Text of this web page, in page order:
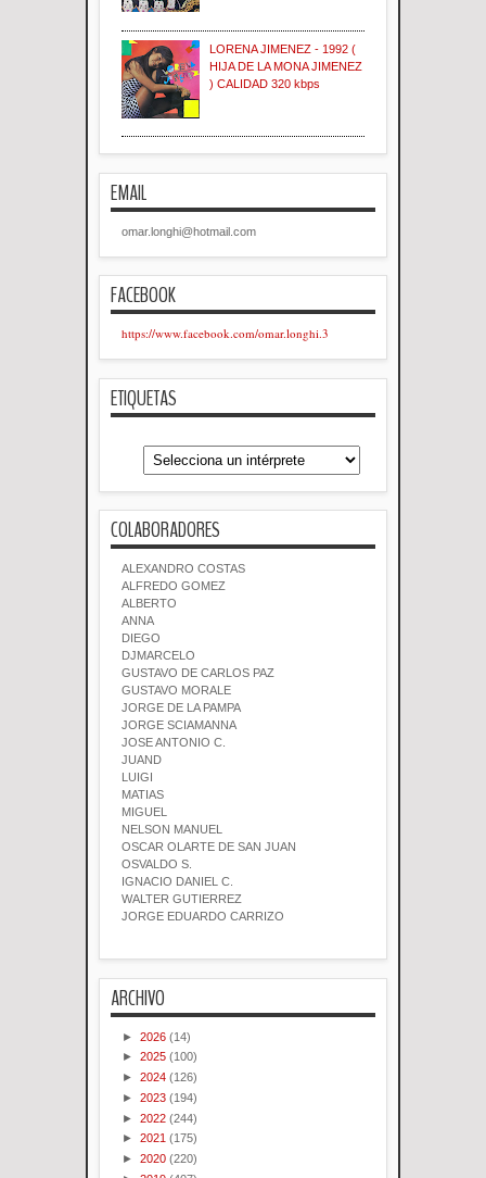
LORENA JIMENEZ - 1992 (
HIJA DE LA MONA JIMENEZ
) CALIDAD 320 kbps
EMAIL
omar.longhi@hotmail.com
FACEBOOK
https://www.facebook.com/omar.longhi.3
ETIQUETAS
COLABORADORES
ALEXANDRO COSTAS
ALFREDO GOMEZ
ALBERTO
ANNA
DIEGO
DJMARCELO
GUSTAVO DE CARLOS PAZ
GUSTAVO MORALE
JORGE DE LA PAMPA
JORGE SCIAMANNA
JOSE ANTONIO C.
JUAND
LUIGI
MATIAS
MIGUEL
NELSON MANUEL
OSCAR OLARTE DE SAN JUAN
OSVALDO S.
IGNACIO DANIEL C.
WALTER GUTIERREZ
JORGE EDUARDO CARRIZO
ARCHIVO
► 2026 (14)
► 2025 (100)
► 2024 (126)
► 2023 (194)
► 2022 (244)
► 2021 (175)
► 2020 (220)